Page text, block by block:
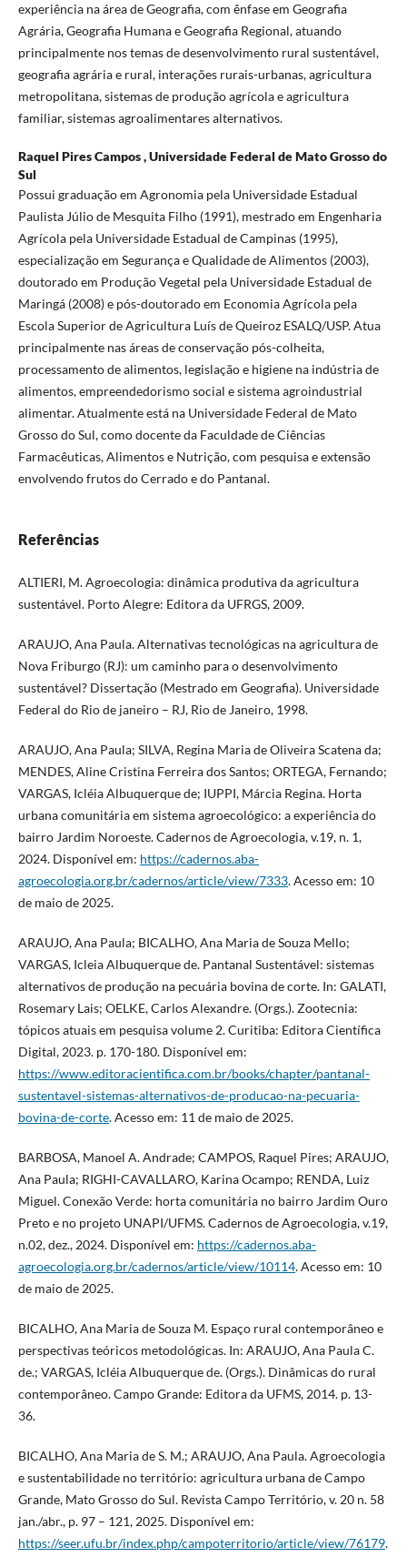
experiência na área de Geografia, com ênfase em Geografia
Agrária, Geografia Humana e Geografia Regional, atuando
principalmente nos temas de desenvolvimento rural sustentável,
geografia agrária e rural, interações rurais-urbanas, agricultura
metropolitana, sistemas de produção agrícola e agricultura
familiar, sistemas agroalimentares alternativos.
Raquel Pires Campos ,Universidade Federal de Mato Grosso do
Sul
Possui graduação em Agronomia pela Universidade Estadual
Paulista Júlio de Mesquita Filho (1991), mestrado em Engenharia
Agrícola pela Universidade Estadual de Campinas (1995),
especialização em Segurança e Qualidade de Alimentos (2003),
doutorado em Produção Vegetal pela Universidade Estadual de
Maringá (2008) e pós-doutorado em Economia Agrícola pela
Escola Superior de Agricultura Luís de Queiroz ESALQ/USP. Atua
principalmente nas áreas de conservação pós-colheita,
processamento de alimentos, legislação e higiene na indústria de
alimentos, empreendedorismo social e sistema agroindustrial
alimentar. Atualmente está na Universidade Federal de Mato
Grosso do Sul, como docente da Faculdade de Ciências
Farmacêuticas, Alimentos e Nutrição, com pesquisa e extensão
envolvendo frutos do Cerrado e do Pantanal.
Referências
ALTIERI, M. Agroecologia: dinâmica produtiva da agricultura
sustentável. Porto Alegre: Editora da UFRGS, 2009.
ARAUJO, Ana Paula. Alternativas tecnológicas na agricultura de
Nova Friburgo (RJ): um caminho para o desenvolvimento
sustentável? Dissertação (Mestrado em Geografia). Universidade
Federal do Rio de janeiro – RJ, Rio de Janeiro, 1998.
ARAUJO, Ana Paula; SILVA, Regina Maria de Oliveira Scatena da;
MENDES, Aline Cristina Ferreira dos Santos; ORTEGA, Fernando;
VARGAS, Icléia Albuquerque de; IUPPI, Márcia Regina. Horta
urbana comunitária em sistema agroecológico: a experiência do
bairro Jardim Noroeste. Cadernos de Agroecologia, v.19, n. 1,
2024. Disponível em: https://cadernos.aba-
agroecologia.org.br/cadernos/article/view/7333. Acesso em: 10
de maio de 2025.
ARAUJO, Ana Paula; BICALHO, Ana Maria de Souza Mello;
VARGAS, Icleia Albuquerque de. Pantanal Sustentável: sistemas
alternativos de produção na pecuária bovina de corte. In: GALATI,
Rosemary Lais; OELKE, Carlos Alexandre. (Orgs.). Zootecnia:
tópicos atuais em pesquisa volume 2. Curitiba: Editora Científica
Digital, 2023. p. 170-180. Disponível em:
https://www.editoracientifica.com.br/books/chapter/pantanal-
sustentavel-sistemas-alternativos-de-producao-na-pecuaria-
bovina-de-corte. Acesso em: 11 de maio de 2025.
BARBOSA, Manoel A. Andrade; CAMPOS, Raquel Pires; ARAUJO,
Ana Paula; RIGHI-CAVALLARO, Karina Ocampo; RENDA, Luiz
Miguel. Conexão Verde: horta comunitária no bairro Jardim Ouro
Preto e no projeto UNAPI/UFMS. Cadernos de Agroecologia, v.19,
n.02, dez., 2024. Disponível em: https://cadernos.aba-
agroecologia.org.br/cadernos/article/view/10114. Acesso em: 10
de maio de 2025.
BICALHO, Ana Maria de Souza M. Espaço rural contemporâneo e
perspectivas teóricos metodológicas. In: ARAUJO, Ana Paula C.
de.; VARGAS, Icléia Albuquerque de. (Orgs.). Dinâmicas do rural
contemporâneo. Campo Grande: Editora da UFMS, 2014. p. 13-
36.
BICALHO, Ana Maria de S. M.; ARAUJO, Ana Paula. Agroecologia
e sustentabilidade no território: agricultura urbana de Campo
Grande, Mato Grosso do Sul. Revista Campo Território, v. 20 n. 58
jan./abr., p. 97 – 121, 2025. Disponível em:
https://seer.ufu.br/index.php/campoterritorio/article/view/76179.